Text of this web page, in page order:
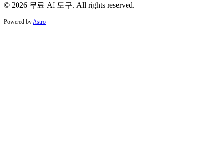
© 2026 무료 AI 도구. All rights reserved.
Powered byAstro